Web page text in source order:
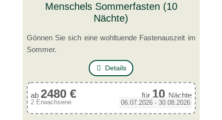
Menschels Sommerfasten (10
Nächte)
Gönnen Sie sich eine wohltuende Fastenauszeit im
Sommer.
Details
ab 2480 € für 10 Nächte
2 Erwachsene 06.07.2026 - 30.08.2026